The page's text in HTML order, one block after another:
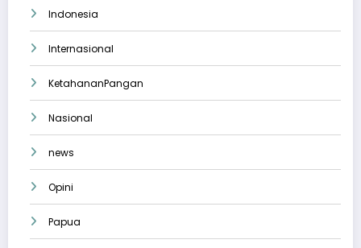
Indonesia
Internasional
KetahananPangan
Nasional
news
Opini
Papua